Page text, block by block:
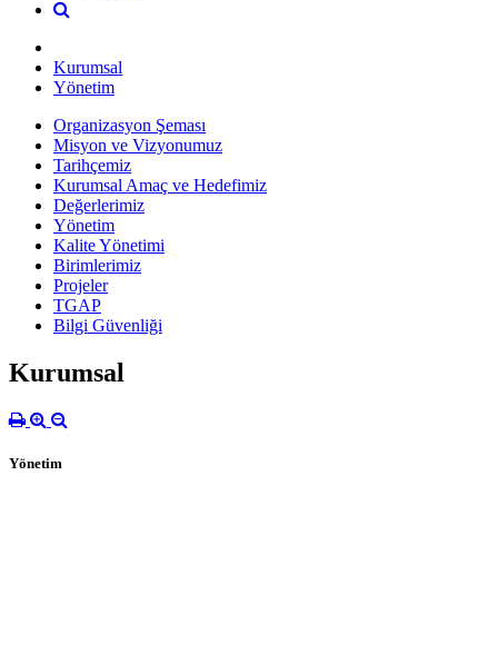
Kurumsal
Yönetim
Organizasyon Şeması
Misyon ve Vizyonumuz
Tarihçemiz
Kurumsal Amaç ve Hedefimiz
Değerlerimiz
Yönetim
Kalite Yönetimi
Birimlerimiz
Projeler
TGAP
Bilgi Güvenliği
Kurumsal
Yönetim